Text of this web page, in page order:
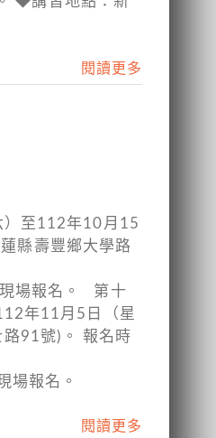
閱讀更多
）至112年10月15
縣壽豐鄉大學路
場報名。 第十
年11月5日（星
91號)。 報名時
場報名。
閱讀更多